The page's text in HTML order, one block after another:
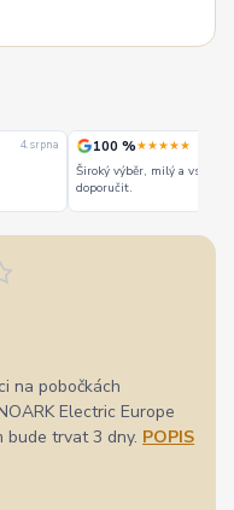
4. srpna 100 %★★★★★
Široký výběr, milý a
doporučit.
na pobočkách
Electric Europe
bude trvat 3 dny. POPIS